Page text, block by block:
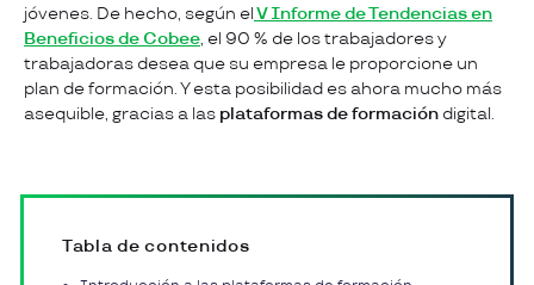
jóvenes. De hecho, según elV Informe de Tendencias en
Beneficios de Cobee, el 90 % de los trabajadores y
trabajadoras desea que su empresa le proporcione un
plan de formación. Y esta posibilidad es ahora mucho más
asequible, gracias a las plataformas de formación digital.
Tabla de contenidos